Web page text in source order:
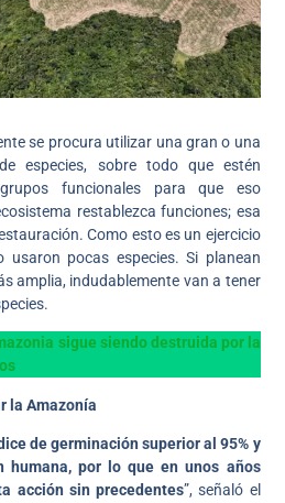
se procura utilizar una gran o una
especies, sobre todo que estén
funcionales para que eso
restablezca funciones; esa
Como esto es un ejercicio
usaron pocas especies. Si planean
amplia, indudablemente van a tener
sigue siendo destruida por la
la Amazonía
de germinación superior al 95% y
humana, por lo que en unos años
acción sin precedentes”, señaló el